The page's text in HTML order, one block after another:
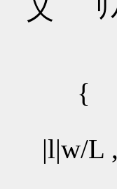
ﾉ}
L